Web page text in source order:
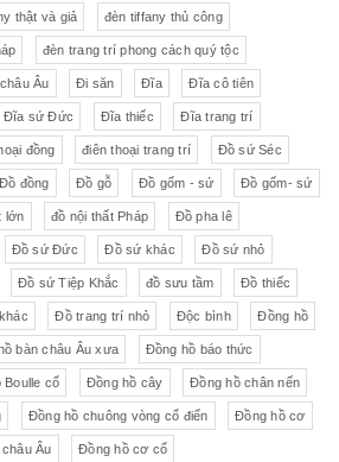
thật và giả đèn tiffany thủ công
đèn trang trí phong cách quý tộc
Âu Đi săn Đĩa Đĩa cô tiên
Đĩa sứ Đức Đĩa thiếc Đĩa trang trí
đồng điên thoại trang trí Đồ sứ Séc
Đồ đồng Đồ gỗ Đồ gốm - sứ Đồ gốm- sứ
lớn đồ nội thất Pháp Đồ pha lê
Đồ sứ Đức Đồ sứ khác Đồ sứ nhỏ
Đồ sứ Tiệp Khắc đồ sưu tầm Đồ thiếc
Đồ trang trí nhỏ Độc bình Đồng hồ
bàn châu Âu xưa Đồng hồ báo thức
Boulle cổ Đồng hồ cây Đồng hồ chân nến
Đồng hồ chuông vòng cổ điển Đồng hồ cơ
Âu Đồng hồ cơ cổ